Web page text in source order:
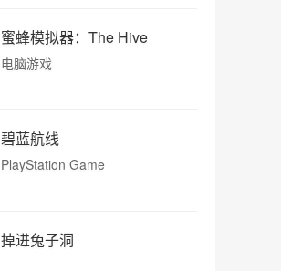
蜜蜂模拟器：The Hive
电脑游戏
碧蓝航线
PlayStation Game
掉进兔子洞